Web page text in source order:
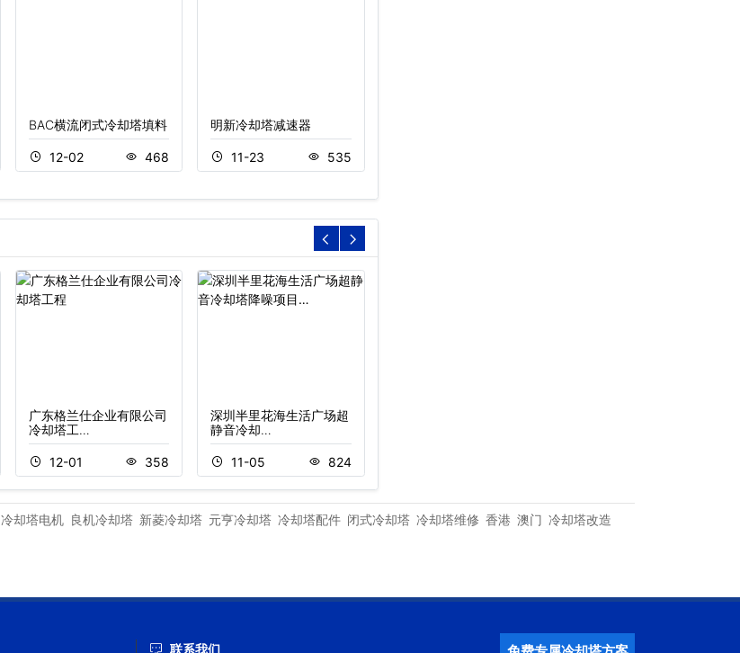
BAC横流闭式冷却塔填料
12-02 468
明新冷却塔减速器
11-23 535
广东格兰仕企业有限公司
冷却塔工…
12-01 358
深圳半里花海生活广场超
静音冷却…
11-05 824
冷却塔电机 良机冷却塔 新菱冷却塔 元亨冷却塔 冷却塔配件 闭式冷却塔 冷却塔维修 香港 澳门 冷却塔改造
联系我们